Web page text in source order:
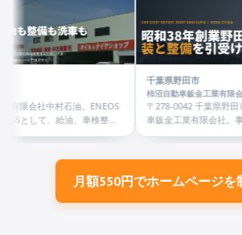
柿沼自動車鈑金工業有限会社
〒278-0042 千葉県野田市吉春335-1の柿沼自動
車鈑金工業有限会社。事故修理、鈑金塗装、車
検整備、新車中古車販売、タイヤ、ボディコー
月額550円でホームページを